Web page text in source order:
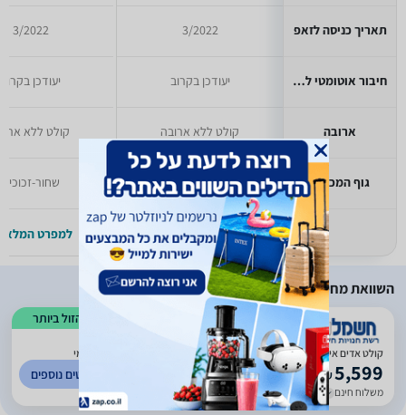
תאריך כניסה לזאפ
חיבור אוטומטי לכיריים
ארובה
גוף המכשיר
3/2022
יעודכן בקרוב
קולט ללא ארובה
שחור-זכוכית
למפרט המלא >>
3/2022
יעודכן בקרוב
קולט ללא
שחור-זכוכית
למפרט המלא
השוואת מחירים
הזול ביותר
4.51
(
1078
)
קולט אדים אינטגרלי צמוד קיר 90 ס"מ ELICA RULES NAKE DF90 יבואן רשמי
₪5,599
משלוח חינם עד 60 ימי עסקים
לפרטים נוספים